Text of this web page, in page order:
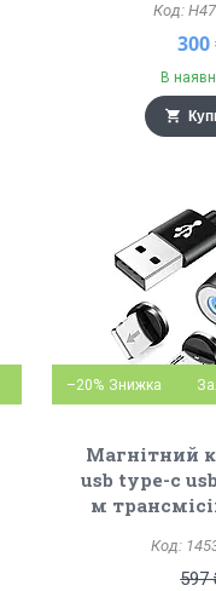
300
В
–20%
Магнітний
usb type-c
м
597